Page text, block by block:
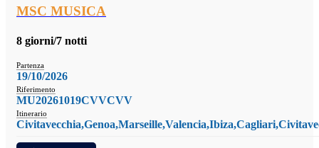
MSC MUSICA
8 giorni/7 notti
Partenza
19/10/2026
Riferimento
MU20261019CVVCVV
Itinerario